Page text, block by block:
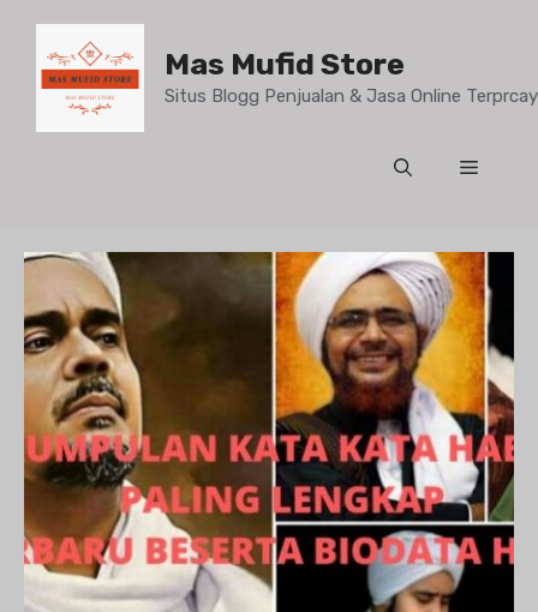
Mas Mufid Store
Situs Blogg Penjualan & Jasa Online